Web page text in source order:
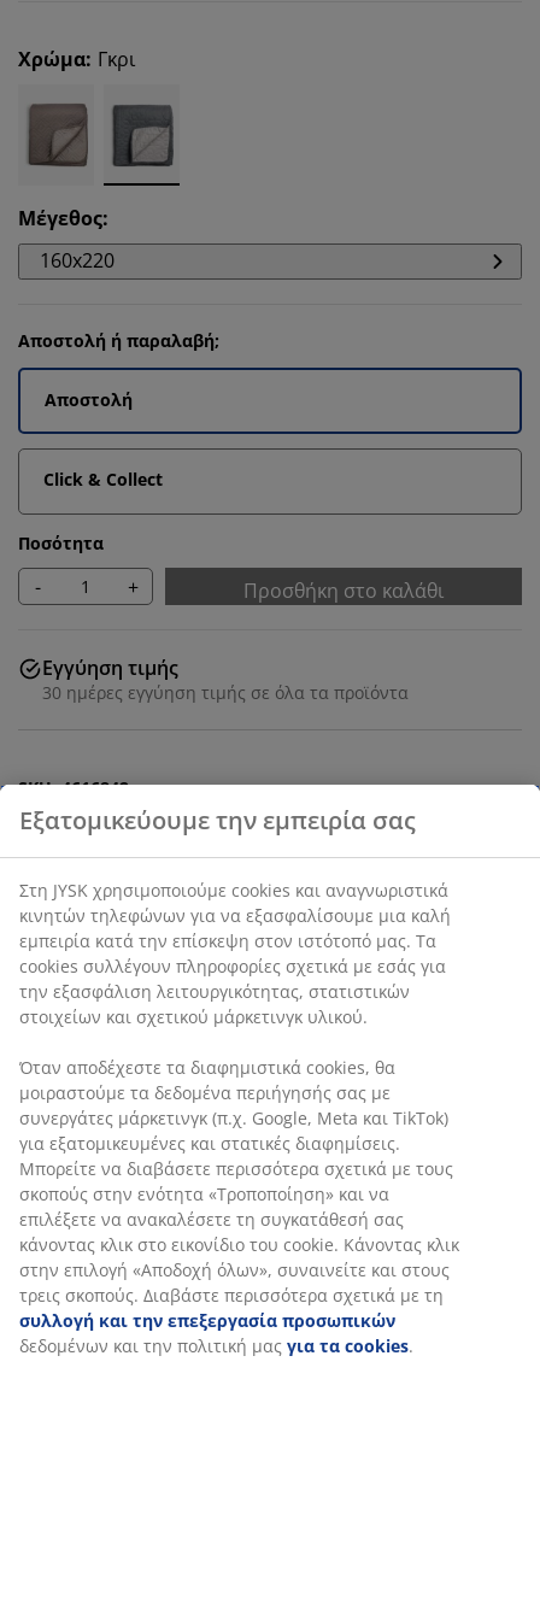
Χρώμα: Γκρι
Μέγεθος:
160x220
Αποστολή ή παραλαβή;
Αποστολή
Click & Collect
Ποσότητα
- + Προσθήκη στο καλάθι
Εγγύηση τιμής
30 ημέρες εγγύηση τιμής σε όλα τα προϊόντα
SKU: 4616842
Χαρακτηριστικά προϊόντος
Αξιολογήσεις
(547)
Αποστολή